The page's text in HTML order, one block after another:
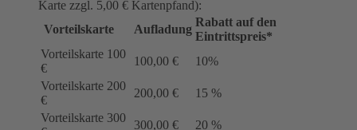
Karte zzgl. 5,00 € Kartenpfand):
Vorteilskarte
Aufladung
Rabatt auf den
Eintrittspreis*
Vorteilskarte 100
€
100,00 €
10%
Vorteilskarte 200
€
200,00 €
15 %
Vorteilskarte 300
300,00 €
20 %